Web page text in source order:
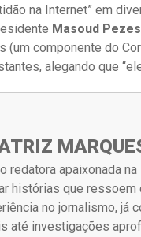
na Internet” em
Masoud
(um componente do
alegando que
redatora apaixonada
histórias que ressoem
no jornalismo, já
até investigações